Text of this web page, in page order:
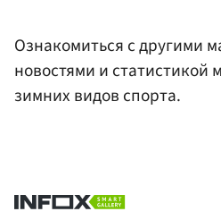
Ознакомиться с другими
новостями и статистикой
зимних видов спорта.